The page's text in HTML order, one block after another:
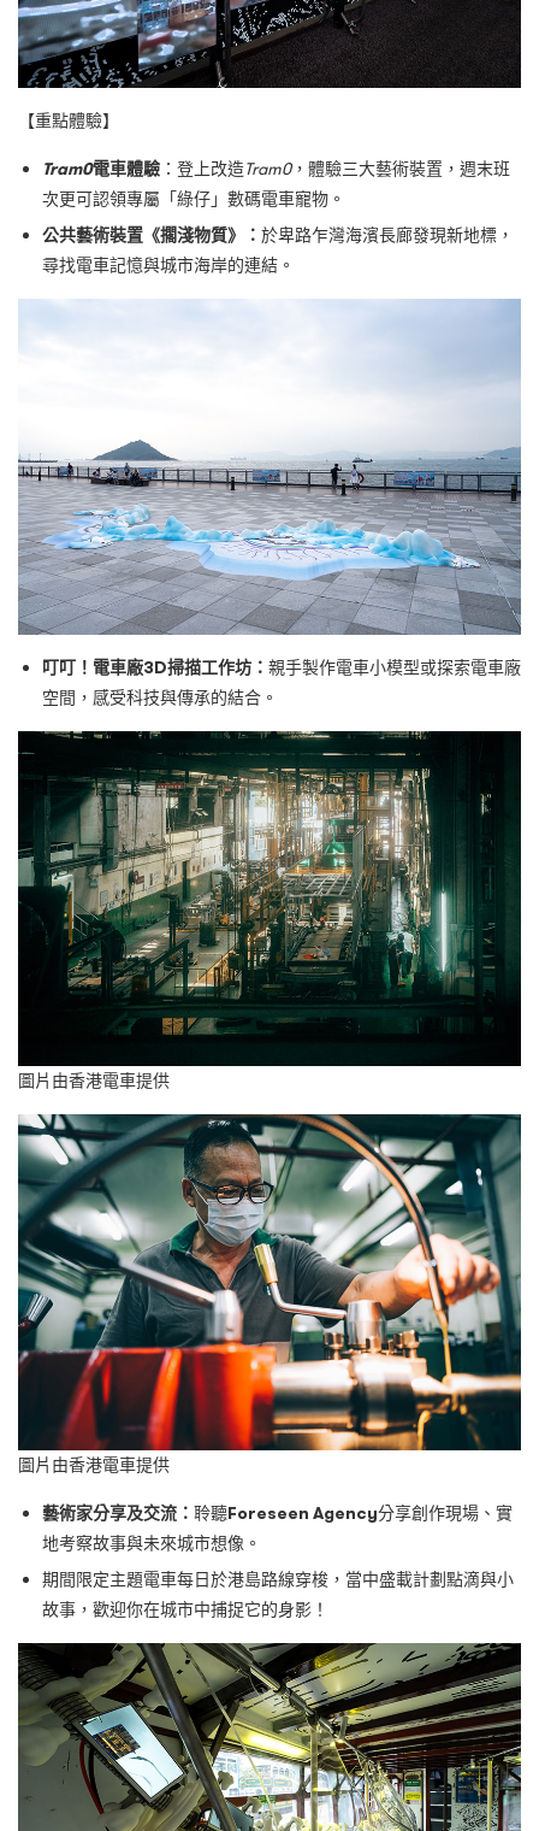
【重點體驗】
Tram0電車體驗 ：登上改造Tram0，體驗三大藝術裝置，週末班
次更可認領專屬「綠仔」數碼電車寵物。
公共藝術裝置《擱淺物質》： 於卑路乍灣海濱長廊發現新地標，
尋找電車記憶與城市海岸的連結。
叮叮！電車廠3D掃描工作坊： 親手製作電車小模型或探索電車廠
空間，感受科技與傳承的結合。
圖片由香港電車提供
圖片由香港電車提供
藝術家分享及交流： 聆聽Foreseen Agency分享創作現場、實
地考察故事與未來城市想像。
期間限定主題電車每日於港島路線穿梭，當中盛載計劃點滴與小
故事，歡迎你在城市中捕捉它的身影！